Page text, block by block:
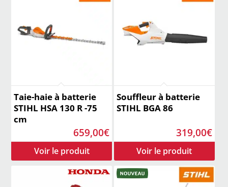
Taie-haie à batterie
STIHL HSA 130 R -75
cm
659,00€
Souffleur à batterie
STIHL BGA 86
319,00€